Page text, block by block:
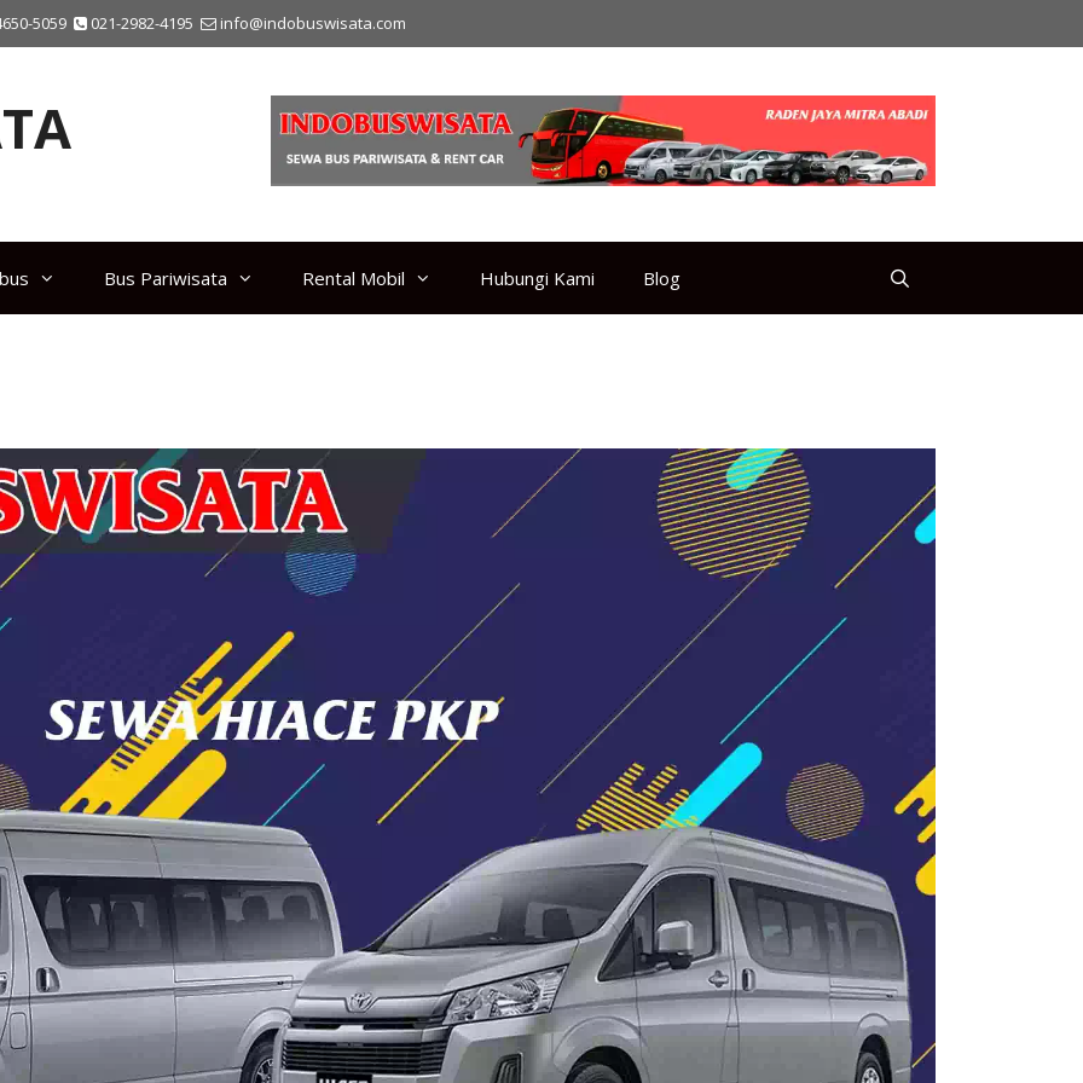
5059 021-2982-4195 info@indobuswisata.com
Bus Pariwisata Rental Mobil Hubungi Kami Blog